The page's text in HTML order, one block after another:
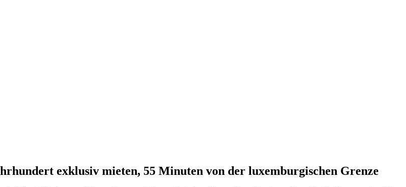
exklusiv mieten, 55 Minuten von der luxemburgischen Grenze